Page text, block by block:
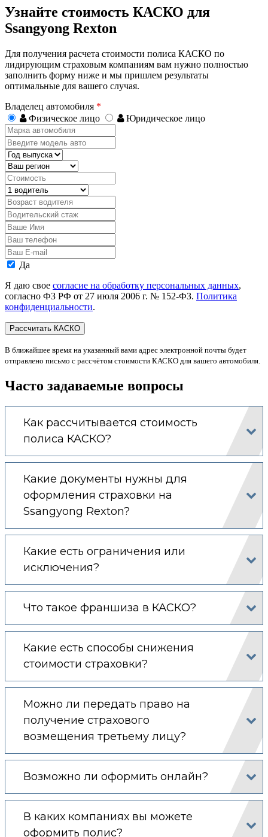
Узнайте стоимость КАСКО для
Ssangyong Rexton
Для получения расчета стоимости полиса КАСКО по
лидирующим страховым компаниям вам нужно полностью
заполнить форму ниже и мы пришлем результаты
оптимальные для вашего случая.
Владелец автомобиля *
Физическое лицо
Юридическое лицо
Марка
автомобиля
Введите
модель
авто
Год
выпуска
Регион
Стоимость,
руб.
Водитель
Возраст
водителя
Водительский
стаж
Ваше
Имя
Ваш
телефон
Ваш
E-
mail
Персональные
Да
Я даю свое согласие на обработку персональных данных,
согласно ФЗ РФ от 27 июля 2006 г. № 152-ФЗ. Политика
конфиденциальности.
В ближайшее время на указанный вами адрес электронной почты будет
отправлено письмо с рассчётом стоимости КАСКО для вашего автомобиля.
Часто задаваемые вопросы
Как рассчитывается стоимость
полиса КАСКО?
Какие документы нужны для
оформления страховки на
Ssangyong Rexton?
Какие есть ограничения или
исключения?
Что такое франшиза в КАСКО?
Какие есть способы снижения
стоимости страховки?
Можно ли передать право на
получение страхового
возмещения третьему лицу?
Возможно ли оформить онлайн?
В каких компаниях вы можете
оформить полис?